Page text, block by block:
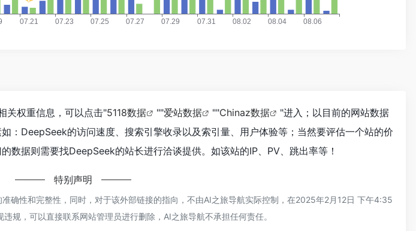
关权重信息，可以点击"5118数据 ""爱站数据 ""Chinaz数据
"进入；以目前的网站数据
：DeepSeek的访问速度、搜索引擎收录以及索引量、用户体验等；当然要评估一个站的价
数据则需要找DeepSeek的站长进行洽谈提供。如该站的IP、PV、跳出率等！
特别声明
确性和完整性，同时，对于该外部链接的指向，不由AI之旅导航实际控制，在2025年2月12日 下午4:35
规，可以直接联系网站管理员进行删除，AI之旅导航不承担任何责任。